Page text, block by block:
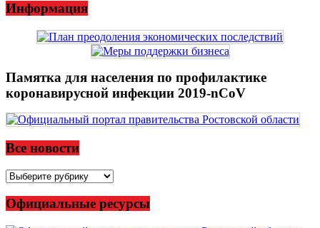
Информация
Памятка для населения по профилактике
коронавирусной инфекции 2019-nCoV
Все новости
Все
Официальные ресурсы